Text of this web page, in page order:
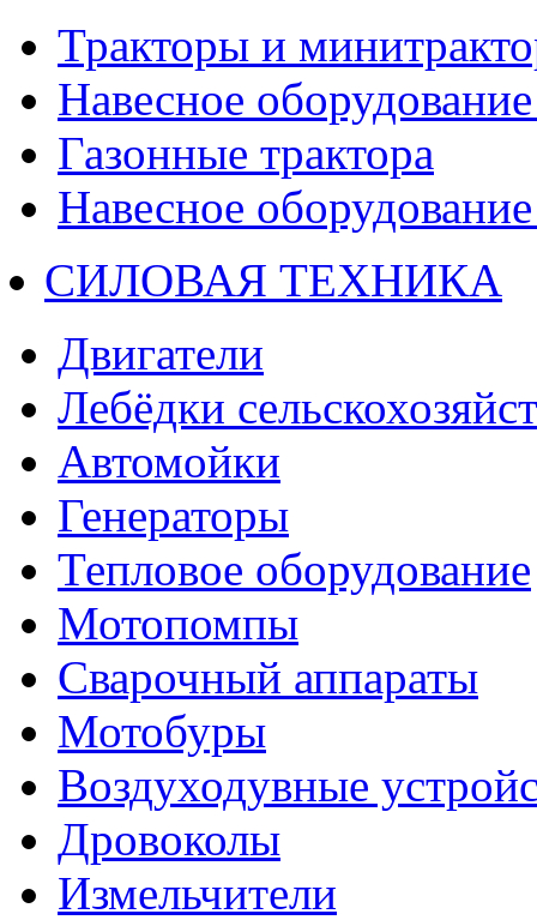
Тракторы и
Навесное
Газонные трактора
Навесное
СИЛОВАЯ ТЕХНИКА
Двигатели
Лебёдки
Автомойки
Генераторы
Тепловое оборудование
Мотопомпы
Сварочный аппараты
Мотобуры
Воздуходувные
Дровоколы
Измельчители